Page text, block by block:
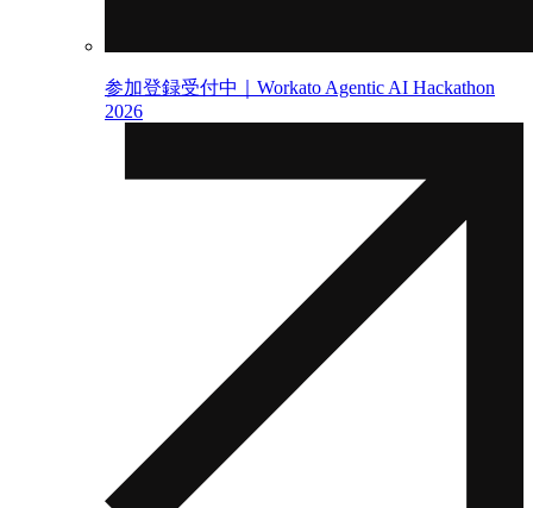
参加登録受付中｜Workato Agentic AI Hackathon
2026